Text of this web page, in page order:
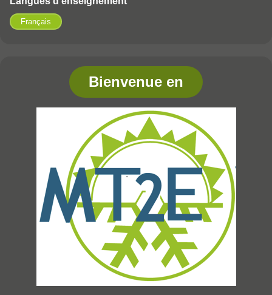
Français
Bienvenue en